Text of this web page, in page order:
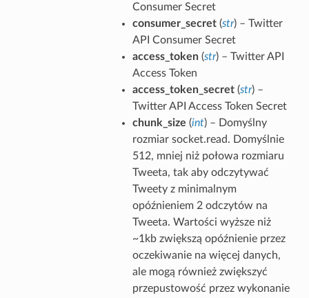
Consumer Secret
consumer_secret(str) – Twitter
API Consumer Secret
access_token(str) – Twitter API
Access Token
access_token_secret(str) –
Twitter API Access Token Secret
chunk_size (int) – Domyślny
rozmiar socket.read. Domyślnie
512, mniej niż połowa rozmiaru
Tweeta, tak aby odczytywać
Tweety z minimalnym
opóźnieniem 2 odczytów na
Tweeta. Wartości wyższe niż
~1kb zwiększą opóźnienie przez
oczekiwanie na więcej danych,
ale mogą również zwiększyć
przepustowość przez wykonanie